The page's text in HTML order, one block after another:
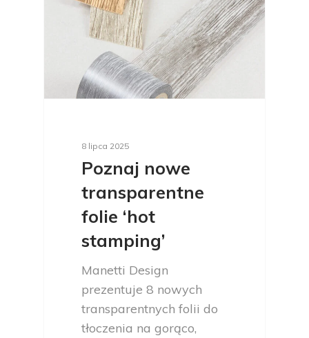
8 lipca 2025
Poznaj nowe
transparentne
folie ‘hot
stamping’
Manetti Design
prezentuje 8 nowych
transparentnych folii do
tłoczenia na gorąco,